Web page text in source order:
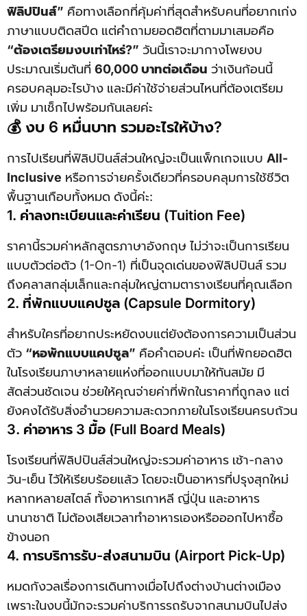
ฟิลิปปินส์” คือทางเลือกที่คุ้มค่าที่สุดสำหรับคนที่อยากเก่ง
ภาษาแบบติดสปีด แต่คำถามยอดฮิตที่ตามมาเสมอคือ
“ต้องเตรียมงบเท่าไหร่?” วันนี้เราจะมากางโพยงบ
ประมาณเริ่มต้นที่ 60,000 บาทต่อเดือน ว่าเงินก้อนนี้
ครอบคลุมอะไรบ้าง และมีค่าใช้จ่ายส่วนไหนที่ต้องเตรียม
เพิ่ม มาเช็กไปพร้อมกันเลยค่ะ
💰 งบ 6 หมื่นบาท รวมอะไรให้บ้าง?
การไปเรียนที่ฟิลิปปินส์ส่วนใหญ่จะเป็นแพ็กเกจแบบ All-
Inclusive หรือการจ่ายครั้งเดียวที่ครอบคลุมการใช้ชีวิต
พื้นฐานเกือบทั้งหมด ดังนี้ค่ะ:
1. ค่าลงทะเบียนและค่าเรียน (Tuition Fee)
ราคานี้รวมค่าหลักสูตรภาษาอังกฤษ ไม่ว่าจะเป็นการเรียน
แบบตัวต่อตัว (1-On-1) ที่เป็นจุดเด่นของฟิลิปปินส์ รวม
ถึงคลาสกลุ่มเล็กและกลุ่มใหญ่ตามตารางเรียนที่คุณเลือก
2. ที่พักแบบแคปซูล (Capsule Dormitory)
สำหรับใครที่อยากประหยัดงบแต่ยังต้องการความเป็นส่วน
ตัว “หอพักแบบแคปซูล” คือคำตอบค่ะ เป็นที่พักยอดฮิต
ในโรงเรียนภาษาหลายแห่งที่ออกแบบมาให้ทันสมัย มี
สัดส่วนชัดเจน ช่วยให้คุณจ่ายค่าที่พักในราคาที่ถูกลง แต่
ยังคงได้รับสิ่งอำนวยความสะดวกภายในโรงเรียนครบถ้วน
3. ค่าอาหาร 3 มื้อ (Full Board Meals)
โรงเรียนที่ฟิลิปปินส์ส่วนใหญ่จะรวมค่าอาหาร เช้า-กลาง
วัน-เย็น ไว้ให้เรียบร้อยแล้ว โดยจะเป็นอาหารที่ปรุงสุกใหม่
หลากหลายสไตล์ ทั้งอาหารเกาหลี ญี่ปุ่น และอาหาร
นานาชาติ ไม่ต้องเสียเวลาทำอาหารเองหรือออกไปหาซื้อ
ข้างนอก
4. การบริการรับ-ส่งสนามบิน (Airport Pick-Up)
หมดกังวลเรื่องการเดินทางเมื่อไปถึงต่างบ้านต่างเมือง
เพราะในงบนี้มักจะรวมค่าบริการรถรับจากสนามบินไปส่ง